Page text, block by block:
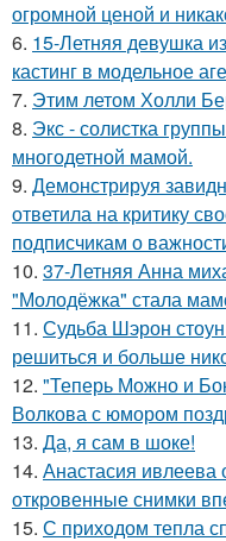
огромной ценой и
6. 15-Летняя девушка
кастинг в модельное
7. Этим летом Холли
8. Экс - солистка
многодетной мамой.
9. Демонстрируя
ответила на критику
подписчикам о
10. 37-Летняя Анна
"Молодёжка" стала
11. Судьба Шэрон
решиться и больше
12. "Теперь Можно и
Волкова с юмором
13. Да, я сам в шоке!
14. Анастасия ивлеева
откровенные снимки
15. С приходом тепла